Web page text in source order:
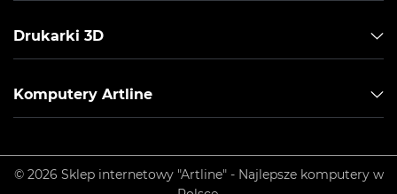
Drukarki 3D
Komputery Artline
© 2026 Sklep internetowy "Artline" - Najlepsze komputery w